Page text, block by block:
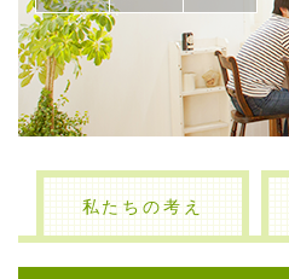
私たちの考え